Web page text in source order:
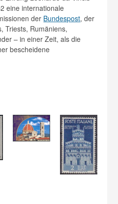
eine internationale
der Bundespost, der
Triests, Rumäniens,
– in einer Zeit, als die
bescheidene